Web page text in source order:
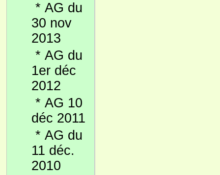
* AG du
30 nov
2013
* AG du
1er déc
2012
* AG 10
déc 2011
* AG du
11 déc.
2010